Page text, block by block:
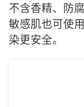
不含香精、防
敏感肌也可使
染更安全。